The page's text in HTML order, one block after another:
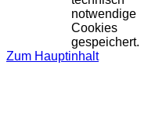
notwendige
Cookies
gespeichert.
Zum Hauptinhalt